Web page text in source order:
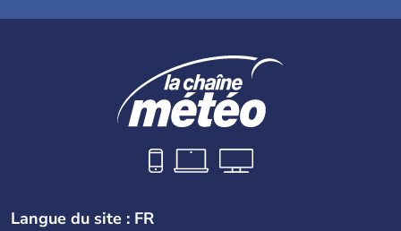
Langue du site : FR